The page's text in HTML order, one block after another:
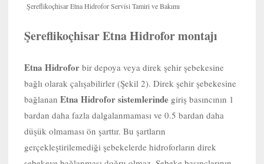
Şereflikoçhisar Etna Hidrofor Servisi Tamiri ve Bakımı
Şereflikoçhisar Etna Hidrofor montajı
Etna Hidrofor bir depoya veya direk şehir şebekesine
bağlı olarak çalışabilirler (Şekil 2). Direk şehir şebekesine
bağlanan Etna Hidrofor sistemlerinde giriş basıncının 1
bardan daha fazla dalgalanmaması ve 0.5 bardan daha
düşük olmaması ön şarttır. Bu şartların
gerçekleştirilemediği şebekelerde hidroforların direk